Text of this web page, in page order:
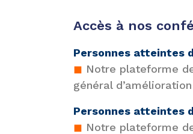
Accès à nos
Personnes atteintes
◼ Notre plateforme
général
Personnes atteintes
◼ Notre plateforme